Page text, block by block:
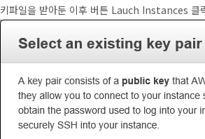
키파일을 받아둔 이후 버튼 Lauch Instances 클